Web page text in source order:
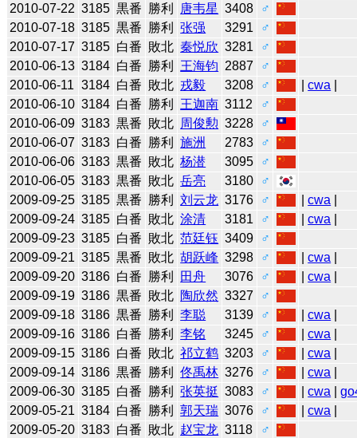
2010-07-22 3185 黒番 勝利 唐韦星 3408
♂
2010-07-18 3185 黒番 勝利 张强 3291
♂
2010-07-17 3185 白番 敗北 秦悦欣 3281
♂
2010-06-13 3184 白番 勝利 王海钧 2887
♂
2010-06-11 3184 白番 敗北 戎毅 3208 ♂ |cwa
2010-06-10 3184 白番 勝利 王迦南 3112
♂
2010-06-09 3183 黒番 敗北 周俊勲 3228
♂
2010-06-07 3183 白番 勝利 施洲 2783
♂
2010-06-06 3183 黒番 敗北 杨潜 3095
♂
2010-06-05 3183 黒番 敗北 岳亮 3180
♂
2009-09-25 3185 黒番 勝利 刘云龙 3176 ♂ |cwa
2009-09-24 3185 白番 敗北 涂清 3181 ♂ |cwa
2009-09-23 3185 白番 敗北 范廷钰 3409
♂
2009-09-21 3185 黒番 敗北 胡跃峰 3298 ♂ |cwa
2009-09-20 3186 白番 勝利 田舟 3076 ♂ |cwa
2009-09-19 3186 黒番 敗北 陶欣然 3327
♂
2009-09-18 3186 黒番 勝利 李聪 3139 ♂ |cwa
2009-09-16 3186 白番 勝利 李铭 3245 ♂ |cwa
2009-09-15 3186 白番 敗北 祁立鹤 3203 ♂ |cwa
2009-09-14 3186 黒番 勝利 佟禹林 3276 ♂ |cwa
2009-06-30 3185 白番 勝利 张英挺 3083 ♂ |cwa |
2009-05-21 3184 白番 勝利 郭天瑞 3076 ♂ |cwa
2009-05-20 3183 白番 敗北 赵宝龙 3118
♂